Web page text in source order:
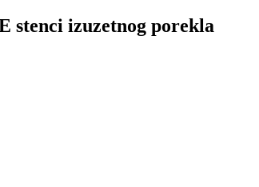
stenci izuzetnog porekla